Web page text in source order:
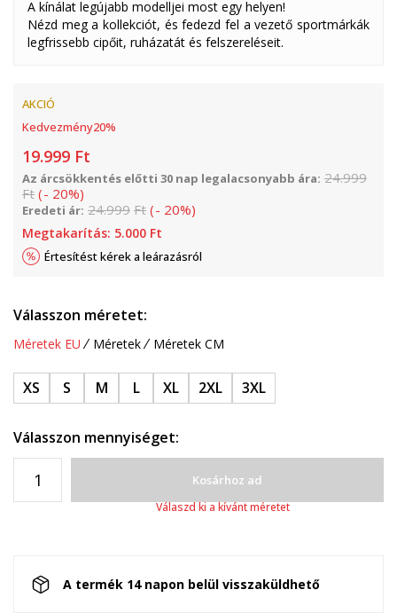
A kínálat legújabb modelljei most egy helyen!
Nézd meg a kollekciót, és fedezd fel a vezető sportmárkák
legfrissebb cipőit, ruházatát és felszereléseit.
AKCIÓ
Kedvezmény20%
19.999 Ft
Az árcsökkentés előtti 30 nap legalacsonyabb ára: 24.999
Ft (- 20%)
Eredeti ár: 24.999 Ft (- 20%)
Megtakarítás: 5.000 Ft
Értesítést kérek a leárazásról
Válasszon méretet:
Méretek EU Méretek Méretek CM
XS S M L XL 2XL 3XL
Válasszon mennyiséget:
Kosárhoz ad
Válaszd ki a kívánt méretet
A termék 14 napon belül visszaküldhető